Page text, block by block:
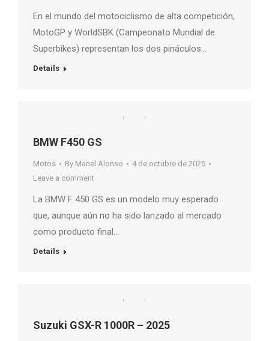
En el mundo del motociclismo de alta competición,
MotoGP y WorldSBK (Campeonato Mundial de
Superbikes) representan los dos pináculos…
Details
BMW F450 GS
Motos By Manel Alonso
4 de octubre de 2025
Leave a comment
La BMW F 450 GS es un modelo muy esperado
que, aunque aún no ha sido lanzado al mercado
como producto final…
Details
Suzuki GSX-R 1000R – 2025